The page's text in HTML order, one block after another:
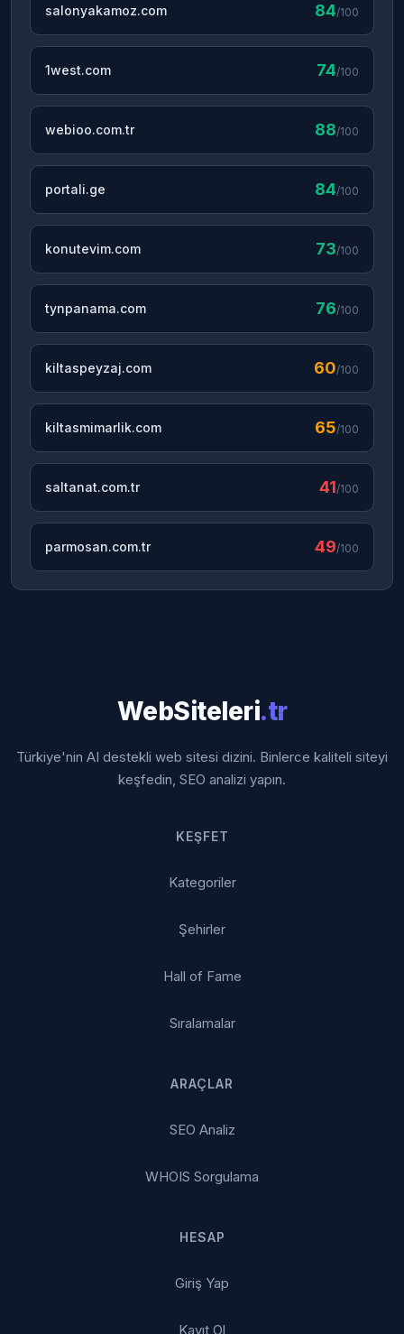
salonyakamoz.com 84/100
1west.com 74/100
webioo.com.tr 88/100
portali.ge 84/100
konutevim.com 73/100
tynpanama.com 76/100
kiltaspeyzaj.com 60/100
kiltasmimarlik.com 65/100
saltanat.com.tr 41/100
parmosan.com.tr 49/100
WebSiteleri.tr
Türkiye'nin AI destekli web sitesi dizini. Binlerce kaliteli siteyi
keşfedin, SEO analizi yapın.
KEŞFET
Kategoriler
Şehirler
Hall of Fame
Sıralamalar
ARAÇLAR
SEO Analiz
WHOIS Sorgulama
HESAP
Giriş Yap
Kayıt Ol